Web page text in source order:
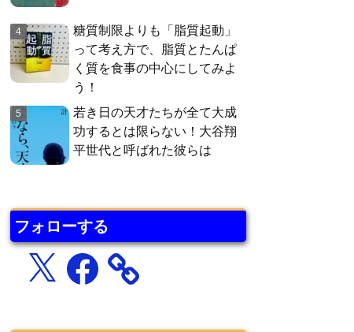
糖質制限よりも「脂質起動」
って考え方で、脂質とたんぱ
く質を食事の中心にしてみよ
う！
若き日の天才たちが全て大成
功するとは限らない！大谷翔
平世代と呼ばれた彼らは
フォローする
X Facebook